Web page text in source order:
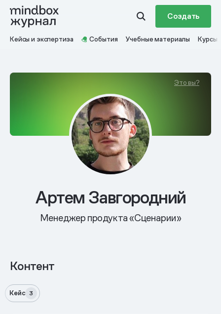
Создать
Кейсы и экспертиза События Учебные материалы Курсы
Это вы?
Артем Завгородний
Менеджер продукта «Сценарии»
Контент
Кейс 3